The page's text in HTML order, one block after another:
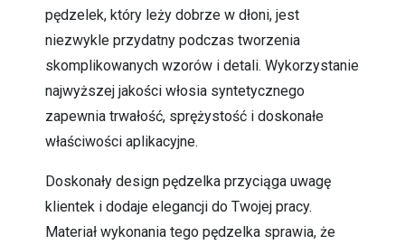
pędzelek, który leży dobrze w dłoni, jest
niezwykle przydatny podczas tworzenia
skomplikowanych wzorów i detali. Wykorzystanie
najwyższej jakości włosia syntetycznego
zapewnia trwałość, sprężystość i doskonałe
właściwości aplikacyjne.
Doskonały design pędzelka przyciąga uwagę
klientek i dodaje elegancji do Twojej pracy.
Materiał wykonania tego pędzelka sprawia, że